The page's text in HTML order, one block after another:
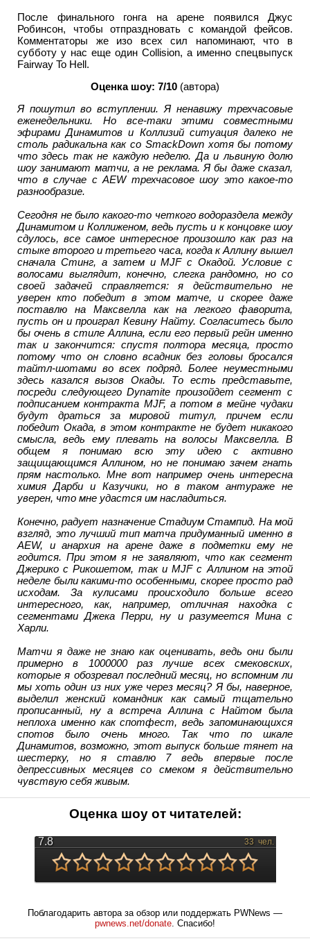
После финального гонга на арене появился Джус
Робинсон, чтобы отпраздновать с командой фейсов.
Комментаторы же изо всех сил напоминают, что в
субботу у нас еще один Collision, а именно спецвыпуск
Fairway To Hell.
Оценка шоу: 7/10 (автора)
Я пошутил во вступлении. Я ненавижу трехчасовые
еженедельники. Но все-таки этими совместными
эфирами Динамитов и Коллизий ситуация далеко не
столь радикальна как со SmackDown хотя бы потому
что здесь так не каждую неделю. Да и львиную долю
шоу занимают матчи, а не реклама. Я бы даже сказал,
что в случае с AEW трехчасовое шоу это какое-то
разнообразие.
Сегодня не было какого-то четкого водораздела между
Динамитом и Коллиженом, ведь пусть и к концовке шоу
сдулось, все самое интересное произошло как раз на
стыке второго и третьего часа, когда к Аллину вышел
сначала Стинг, а затем и MJF с Окадой. Условие с
волосами выглядит, конечно, слегка рандомно, но со
своей задачей справляется: я действительно не
уверен кто победит в этом матче, и скорее даже
поставлю на Максвелла как на легкого фаворита,
пусть он и проиграл Кевину Найту. Согласитесь было
бы очень в стиле Аллина, если его первый рейн именно
так и закончится: спустя полтора месяца, просто
потому что он словно всадник без головы бросался
тайтл-шотами во всех подряд. Более неуместными
здесь казался вызов Окады. То есть представьте,
посреди следующего Dynamite произойдет сегмент с
подписанием контракта MJF, а потом в мейне чудаки
будут драться за мировой титул, причем если
победит Окада, в этом контракте не будет никакого
смысла, ведь ему плевать на волосы Максвелла. В
общем я понимаю всю эту идею с активно
защищающимся Аллином, но не понимаю зачем гнать
прям настолько. Мне вот например очень интересна
химия Дарби и Казучики, но в таком антураже не
уверен, что мне удастся им насладиться.
Конечно, радует назначение Стадиум Стампид. На мой
взгляд, это лучший тип матча придуманный именно в
AEW, и анархия на арене даже в подметки ему не
годится. При этом я не заявляют, что как сегмент
Джерико с Рикошетом, так и MJF с Аллином на этой
неделе были какими-то особенными, скорее просто рад
исходам. За кулисами происходило больше всего
интересного, как, например, отличная находка с
сегментами Джека Перри, ну и разумеется Мина с
Харли.
Матчи я даже не знаю как оценивать, ведь они были
примерно в 1000000 раз лучше всех смековских,
которые я обозревал последний месяц, но вспомним ли
мы хоть один из них уже через месяц? Я бы, наверное,
выделил женский командник как самый тщательно
прописанный, ну а встреча Аллина с Найтом была
неплоха именно как спотфест, ведь запоминающихся
спотов было очень много. Так что по шкале
Динамитов, возможно, этот выпуск больше тянет на
шестерку, но я ставлю 7 ведь впервые после
депрессивных месяцев со смеком я действительно
чувствую себя живым.
Оценка шоу от читателей:
7.8 33 чел.
Поблагодарить автора за обзор или поддержать PWNews —
pwnews.net/donate . Спасибо!